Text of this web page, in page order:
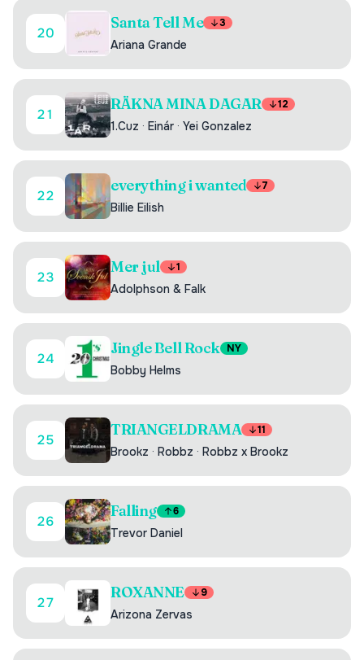
20
Santa Tell Me 3
Ariana Grande
21
RÄKNA MINA DAGAR 12
1.Cuz · Einár · Yei Gonzalez
22
everything i wanted 7
Billie Eilish
23
Mer jul 1
Adolphson & Falk
24
Jingle Bell Rock NY
Bobby Helms
25
TRIANGELDRAMA 11
Brookz · Robbz · Robbz x Brookz
26
Falling 6
Trevor Daniel
27
ROXANNE 9
Arizona Zervas